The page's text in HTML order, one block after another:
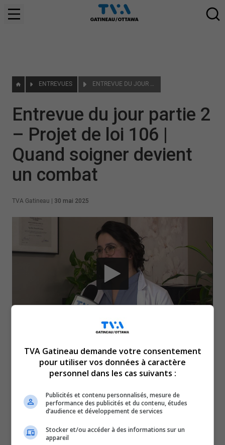
ENTREVUES ENTREVUE DU JOUR PARTIE 2 – PROJET DE LOI 106 | QUAND SOIGNER DEVIENT UN COMBAT
Entrevue du jour partie 2
– Projet de loi 106 |
Quand soigner devient
un combat
TVA Gatineau 30 mai 2025
Dans cette entrevue, la Dre Lauriault exprime son
profond désaccord avec les données et les critères
utilisés par le gouvernement pour évaluer le travail
des médecins, notamment en ignorant une grande
part du travail invisible comme la paperasse, les
le manque de reconnaissance, de soutien et les
TVA Gatineau demande votre consentement
pour utiliser vos données à caractère
personnel dans les cas suivants :
Publicités et contenu personnalisés, mesure de
performance des publicités et du contenu, études
d’audience et développement de services
Stocker et/ou accéder à des informations sur un
appareil